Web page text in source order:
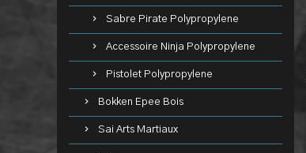
Sabre Pirate Polypropylene
Accessoire Ninja Polypropylene
Pistolet Polypropylene
Bokken Epee Bois
Sai Arts Martiaux